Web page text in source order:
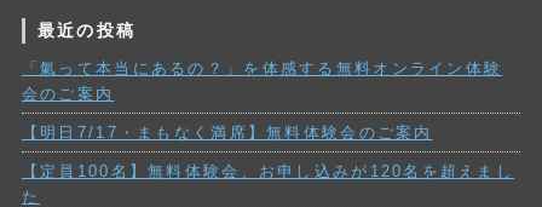
最近の投稿
「氣って本当にあるの？」を体感する無料オンライン体験
会のご案内
【明日7/17・まもなく満席】無料体験会のご案内
【定員100名】無料体験会、お申し込みが120名を超えまし
た